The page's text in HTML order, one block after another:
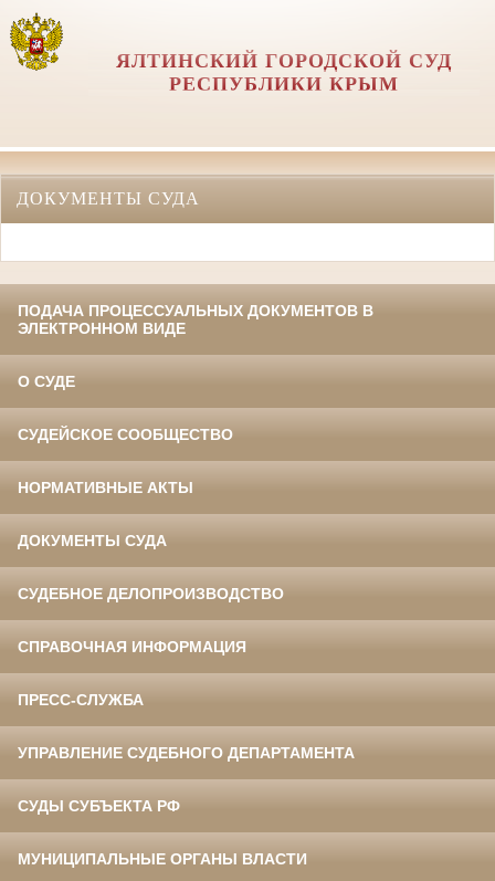
ЯЛТИНСКИЙ ГОРОДСКОЙ СУД
РЕСПУБЛИКИ КРЫМ
ДОКУМЕНТЫ СУДА
ПОДАЧА ПРОЦЕССУАЛЬНЫХ ДОКУМЕНТОВ В
ЭЛЕКТРОННОМ ВИДЕ
О СУДЕ
СУДЕЙСКОЕ СООБЩЕСТВО
НОРМАТИВНЫЕ АКТЫ
ДОКУМЕНТЫ СУДА
СУДЕБНОЕ ДЕЛОПРОИЗВОДСТВО
СПРАВОЧНАЯ ИНФОРМАЦИЯ
ПРЕСС-СЛУЖБА
УПРАВЛЕНИЕ СУДЕБНОГО ДЕПАРТАМЕНТА
СУДЫ СУБЪЕКТА РФ
МУНИЦИПАЛЬНЫЕ ОРГАНЫ ВЛАСТИ